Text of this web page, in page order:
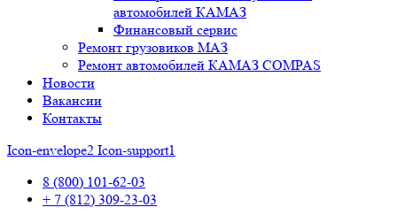
автомобилей КАМАЗ
Финансовый сервис
Ремонт грузовиков МАЗ
Ремонт автомобилей КАМАЗ COMPAS
Новости
Вакансии
Контакты
Icon-envelope2 Icon-support1
8 (800) 101-62-03
+ 7 (812) 309-23-03